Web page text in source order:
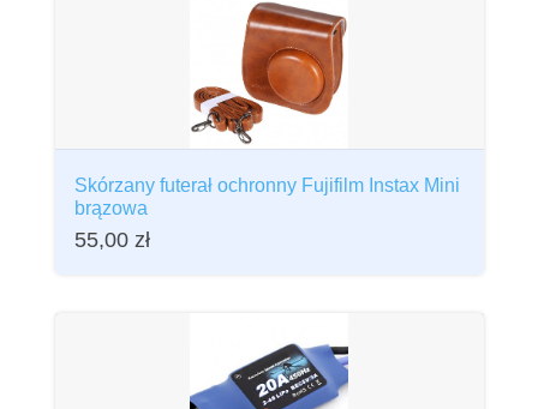
Skórzany futerał ochronny Fujifilm Instax Mini
brązowa
55,00 zł